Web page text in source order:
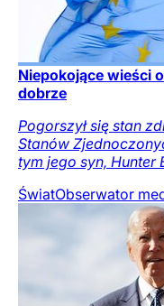
Niepokojące wieści
dobrze
Pogorszył się stan
Stanów
tym jego syn, Hunter
ŚwiatObserwator